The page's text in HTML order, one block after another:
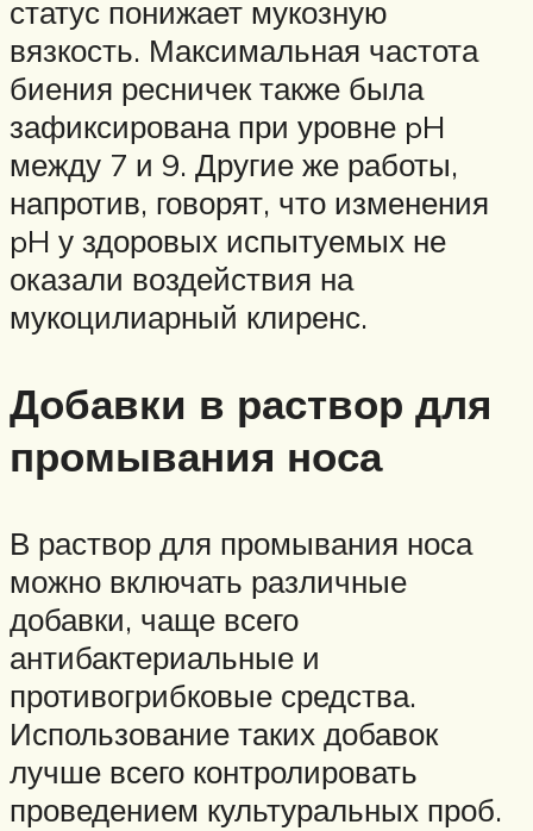
статус понижает мукозную
вязкость. Максимальная частота
биения ресничек также была
зафиксирована при уровне pH
между 7 и 9. Другие же работы,
напротив, говорят, что изменения
pH у здоровых испытуемых не
оказали воздействия на
мукоцилиарный клиренс.
Добавки в раствор для
промывания носа
В раствор для промывания носа
можно включать различные
добавки, чаще всего
антибактериальные и
противогрибковые средства.
Использование таких добавок
лучше всего контролировать
проведением культуральных проб.